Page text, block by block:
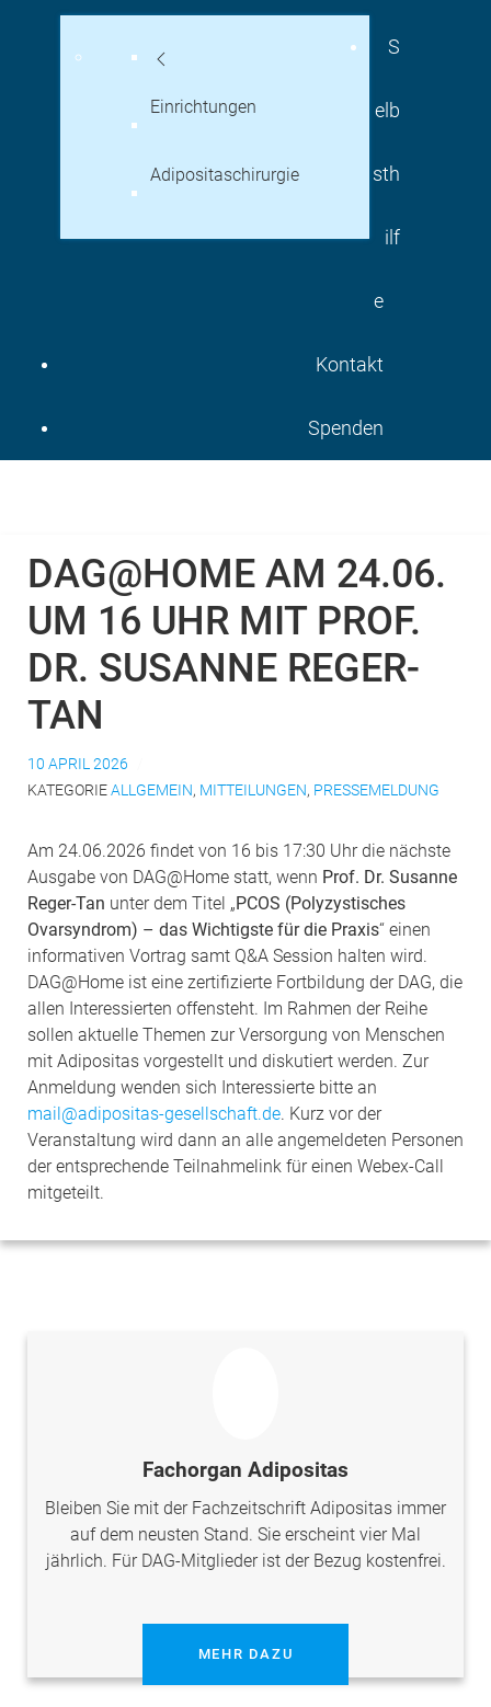
Einrichtungen
Adipositaschirurgie
S
elb
sth
ilf
e
Kontakt
Spenden
DAG@HOME AM 24.06.
UM 16 UHR MIT PROF.
DR. SUSANNE REGER-
TAN
10 APRIL 2026
KATEGORIEALLGEMEIN, MITTEILUNGEN, PRESSEMELDUNG
Am 24.06.2026 findet von 16 bis 17:30 Uhr die nächste
Ausgabe von DAG@Home statt, wenn Prof. Dr. Susanne
Reger-Tan unter dem Titel „PCOS (Polyzystisches
Ovarsyndrom) – das Wichtigste für die Praxis“ einen
informativen Vortrag samt Q&A Session halten wird.
DAG@Home ist eine zertifizierte Fortbildung der DAG, die
allen Interessierten offensteht. Im Rahmen der Reihe
sollen aktuelle Themen zur Versorgung von Menschen
mit Adipositas vorgestellt und diskutiert werden. Zur
Anmeldung wenden sich Interessierte bitte an
mail@adipositas-gesellschaft.de. Kurz vor der
Veranstaltung wird dann an alle angemeldeten Personen
der entsprechende Teilnahmelink für einen Webex-Call
mitgeteilt.
Fachorgan Adipositas
Bleiben Sie mit der Fachzeitschrift Adipositas immer
auf dem neusten Stand. Sie erscheint vier Mal
jährlich. Für DAG-Mitglieder ist der Bezug kostenfrei.
MEHR DAZU